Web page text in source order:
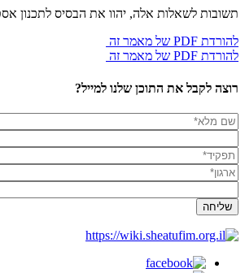
תשובות לשאלות אלה, יהוו את הבסיס לתכנון
להורדת PDF של מאמר זה
להורדת PDF של מאמר זה
רוצה לקבל את התוכן שלנו למייל?